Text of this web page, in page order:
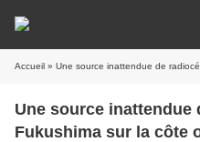
Accueil » Une source inattendue de
Une source
Fukushima sur la côte